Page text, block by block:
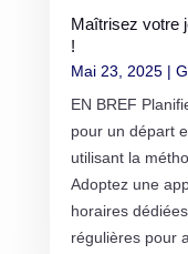
Maîtrisez votre
!
Mai 23, 2025|
EN BREF
pour un départ
utilisant la
Adoptez une
horaires
régulières pour